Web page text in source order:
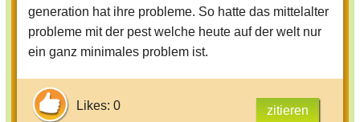
generation hat ihre probleme. So hatte das mittelalter
probleme mit der pest welche heute auf der welt nur
ein ganz minimales problem ist.
Likes: 0 zitieren